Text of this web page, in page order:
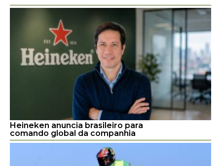
Heineken anuncia brasileiro para
comando global da companhia